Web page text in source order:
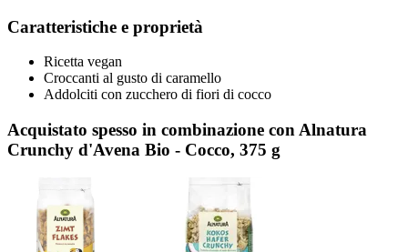
Caratteristiche e proprietà
Ricetta vegan
Croccanti al gusto di caramello
Addolciti con zucchero di fiori di cocco
Acquistato spesso in combinazione con Alnatura
Crunchy d'Avena Bio - Cocco, 375 g